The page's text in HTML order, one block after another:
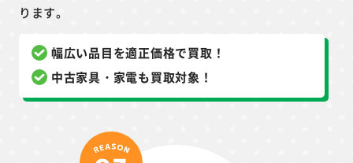
ります。
幅広い品目を適正価格で買取！
中古家具・家電も買取対象！